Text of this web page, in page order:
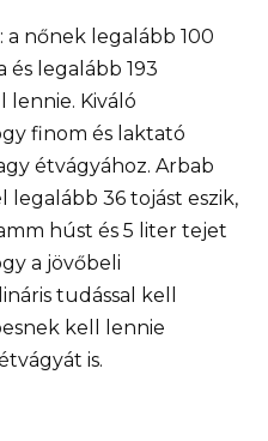
nőnek legalább 100
legalább 193
lennie. Kiváló
finom és laktató
étvágyához. Arbab
36 tojást eszik,
húst és 5 liter tejet
a jövőbeli
tudással kell
kell lennie
is.